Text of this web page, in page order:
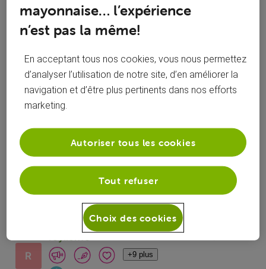
Oldest First
Selected
First
R
roylion15
+9 plus
mayonnaise… l’expérience
n’est pas la même!
En acceptant tous nos cookies, vous nous permettez
d’analyser l’utilisation de notre site, d’en améliorer la
navigation et d’être plus pertinents dans nos efforts
marketing.
Tout refuser
Autoriser tous les cookies
Choix des cookies